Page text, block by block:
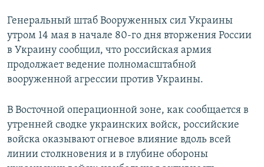
Генеральный штаб Вооруженных сил Украины
утром 14 мая в начале 80-го дня вторжения России
в Украину сообщил, что российская армия
продолжает ведение полномасштабной
вооруженной агрессии против Украины.
В Восточной операционной зоне, как сообщается в
утренней сводке украинских войск, российские
войска оказывают огневое влияние вдоль всей
линии столкновения и в глубине обороны